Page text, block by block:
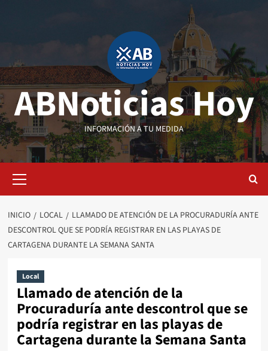
ABNoticias Hoy
INFORMACIÓN A TU MEDIDA
primario
INICIO LOCAL
LLAMADO DE ATENCIÓN DE LA PROCURADURÍA ANTE
DESCONTROL QUE SE PODRÍA REGISTRAR EN LAS PLAYAS DE
CARTAGENA DURANTE LA SEMANA SANTA
Local
Llamado de atención de la
Procuraduría ante descontrol que se
podría registrar en las playas de
Cartagena durante la Semana Santa